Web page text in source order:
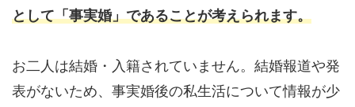
として「事実婚」であることが考えられます。
お二人は結婚・入籍されていません。結婚報道や発
表がないため、事実婚後の私生活について情報が少